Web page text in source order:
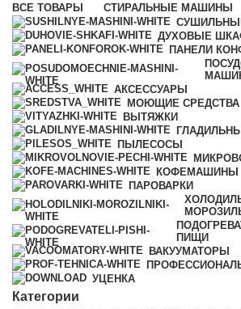
ВСЕ ТОВАРЫ
СТИРАЛЬНЫЕ МАШИНЫ
ДУХОВЫЕ
ПАНЕЛИ
АКСЕССУАРЫ
МОЮЩИЕ СРЕДСТВА
ВЫТЯЖКИ
ПЫЛЕСОСЫ
КОФЕМАШИНЫ
ПАРОВАРКИ
ПИЩИ
ВАКУУМАТОРЫ
УЦЕНКА
Категории